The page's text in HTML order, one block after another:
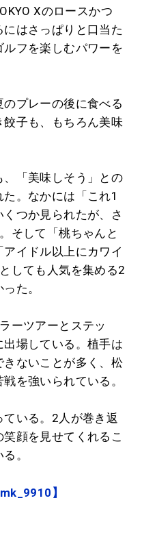
Xのロースかつ
はさっぱりと口当た
フを楽しむパワーを
プレーの後に食べる
子も、もちろん美味
「美味しそう」との
。なかには「これ1
つか見られたが、さ
そして「桃ちゃんと
イドル以上にカワイ
しても人気を集める2
た。
ーツアーとステッ
場している。植手は
ないことが多く、松
を強いられている。
いる。2人が巻き返
顔を見せてくれるこ
。
】